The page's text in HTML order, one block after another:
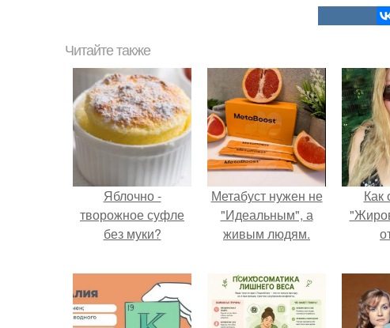
Читайте также
Яблочно -
творожное суфле
без муки?
Метабуст нужен не
"Идеальным", а
живым людям.
Как